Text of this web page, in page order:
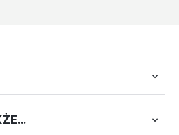
Formo to świetne rozwiązanie